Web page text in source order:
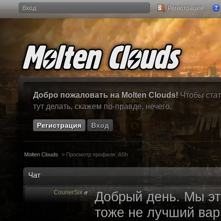
Вход Регистрация
Добро пожаловать на Molten Clouds! Чтобы
тут делать, скажем по-правде, нечего.
Регистрация Вход
Molten Clouds > Просмотр профиля: ASh
Чат
CourierSix : Добрый день. Мы
тоже не лучший